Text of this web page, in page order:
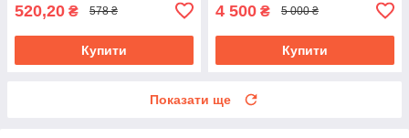
520,20 ₴ 578 ₴
Купити
4 500 ₴ 5 000 ₴
Купити
Показати ще